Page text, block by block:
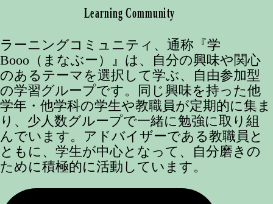
ラーニングコミュニティ、通称『学
Booo（まなぶー）』は、自分の興味や関心
のあるテーマを選択して学ぶ、自由参加型
の学習グループです。同じ興味を持った他
学年・他学科の学生や教職員が定期的に集ま
り、少人数グループで一緒に勉強に取り組
んでいます。アドバイザーである教職員と
ともに、学生が中心となって、自分磨きの
ために積極的に活動しています。